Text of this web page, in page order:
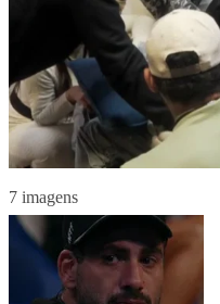
7 imagens